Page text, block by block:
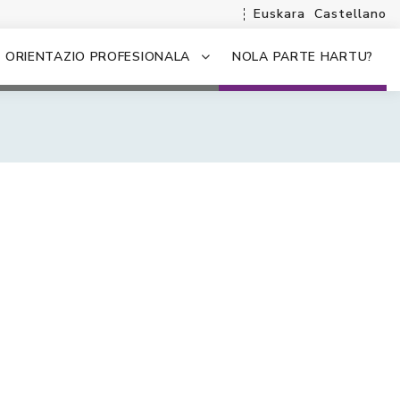
Euskara Castellano
ORIENTAZIO PROFESIONALA NOLA PARTE HARTU?